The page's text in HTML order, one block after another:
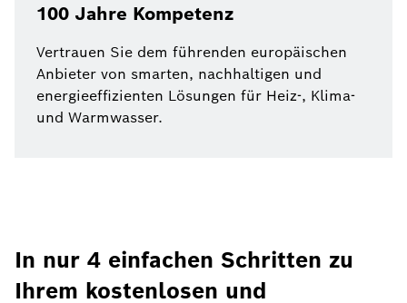
100 Jahre Kompetenz
Vertrauen Sie dem führenden europäischen
Anbieter von smarten, nach­haltigen und
energie­effizienten Lösungen für Heiz-, Klima-
und Warmwasser.
In nur 4 einfachen Schritten zu
Ihrem kostenlosen und